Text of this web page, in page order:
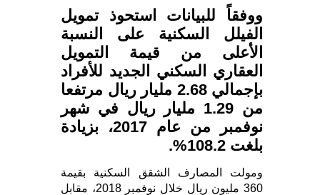
ووفقاً للبيانات استحوذ تمويل
الفيلل السكنية على النسبة
الأعلى من قيمة التمويل
العقاري السكني الجديد للأفراد
بإجمالي 2.68 مليار ريال مرتفعا
من 1.29 مليار ريال في شهر
نوفمبر من عام 2017، بزيادة
بلغت 108.2%.
ومولت المصارف الشقق السكنية بقيمة
360 مليون ريال خلال نوفمبر 2018، مقابل